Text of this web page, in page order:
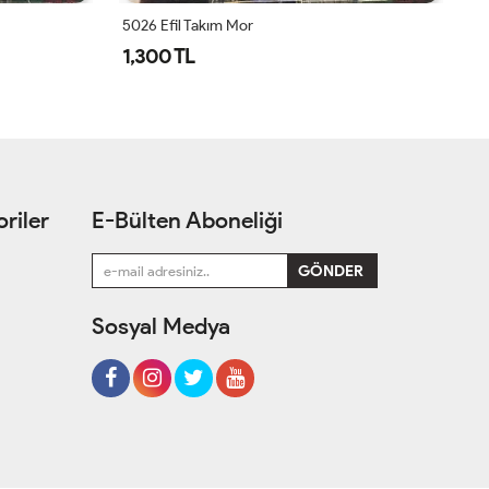
5026 Efil Takım Mor
1,300 TL
E-Bülten Aboneliği
Sosyal Medya